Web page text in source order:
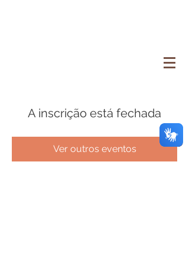
A inscrição está fechada
Ver outros eventos